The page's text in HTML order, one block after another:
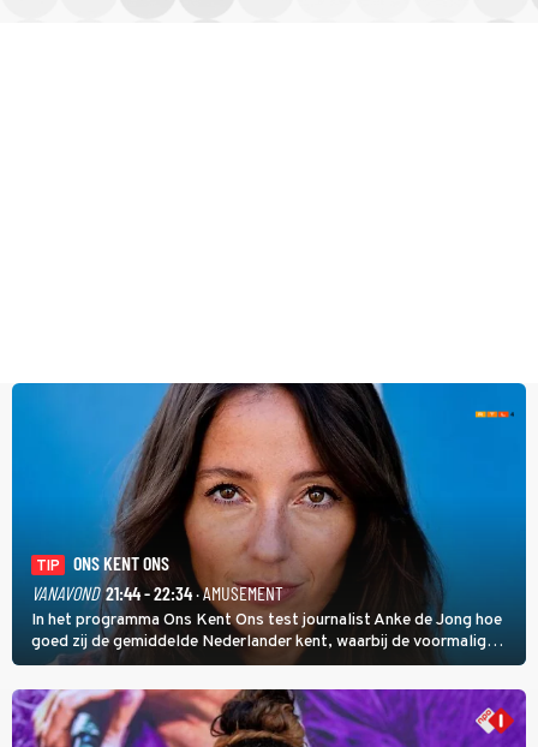
TIP
ONS KENT ONS
VANAVOND 21:44 - 22:34· AMUSEMENT
In het programma Ons Kent Ons test journalist Anke de Jong hoe
goed zij de gemiddelde Nederlander kent, waarbij de voormalig
hoofdredacteur van modebladen Glamour en Elle het samen met
rapper Keizer opneemt tegen Edson da Graça en Marc-Marie
Huijbregts.